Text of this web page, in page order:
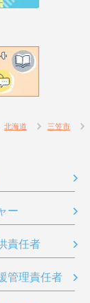
北海道 三笠市
ー
責任者
管理責任者